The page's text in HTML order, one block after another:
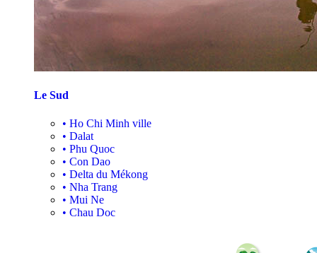
Le Sud
• Ho Chi Minh ville
• Dalat
• Phu Quoc
• Con Dao
• Delta du Mékong
• Nha Trang
• Mui Ne
• Chau Doc